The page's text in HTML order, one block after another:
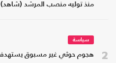
منذ توليه منصب المرشد (شاهد)
2
سياسة
هجوم حوثي غير مسبوق